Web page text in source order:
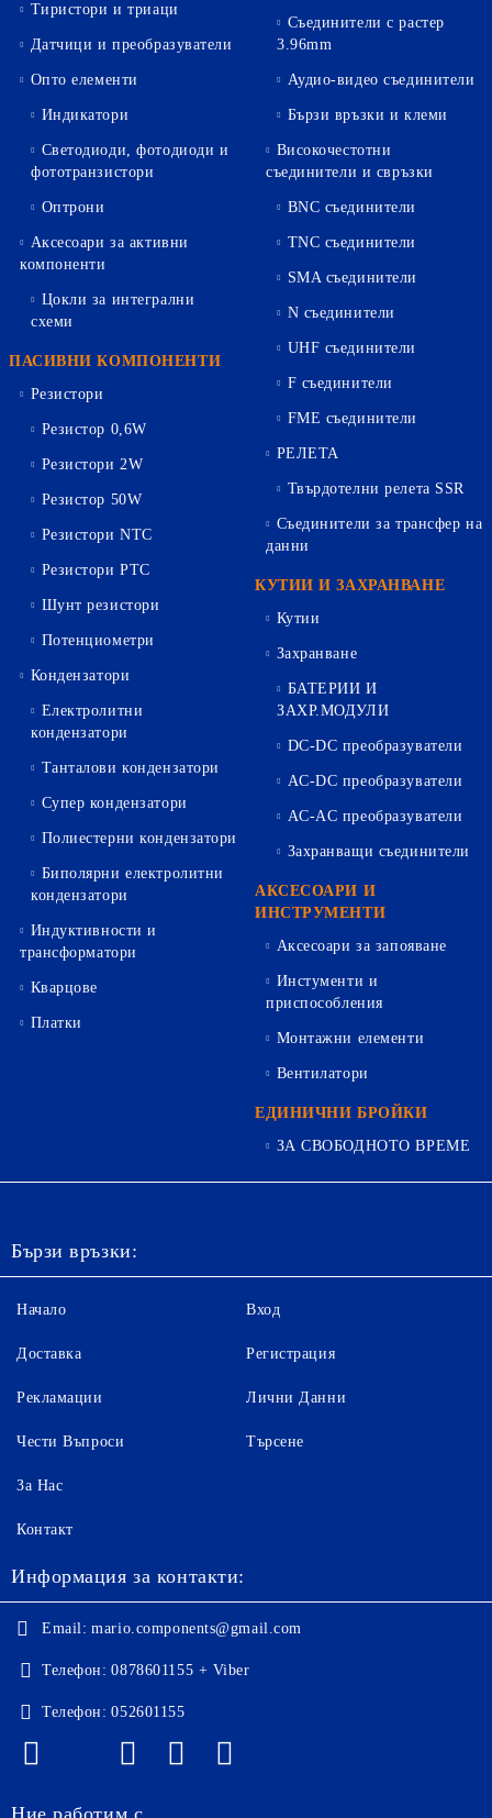
Тиристори и триаци
Датчици и преобразуватели
Опто елементи
Индикатори
Светодиоди, фотодиоди и
фототранзистори
Оптрони
Аксесоари за активни
компоненти
Цокли за интегрални
схеми
ПАСИВНИ КОМПОНЕНТИ
Резистори
Резистор 0,6W
Резистори 2W
Резистор 50W
Резистори NTC
Резистори PTC
Шунт резистори
Потенциометри
Кондензатори
Електролитни
кондензатори
Танталови кондензатори
Супер кондензатори
Полиестерни кондензатори
Биполярни електролитни
кондензатори
Индуктивности и
трансформатори
Кварцове
Платки
Съединители с растер
3.96mm
Аудио-видео съединители
Бързи връзки и клеми
Високочестотни
съединители и свръзки
BNC съединители
TNC съединители
SMA съединители
N съединители
UHF съединители
F съединители
FME съединители
РЕЛЕТА
Твърдотелни релета SSR
Съединители за трансфер на
данни
КУТИИ И ЗАХРАНВАНЕ
Кутии
Захранване
БАТЕРИИ И
ЗАХР.МОДУЛИ
DC-DC преобразуватели
AC-DC преобразуватели
AC-AC преобразуватели
Захранващи съединители
АКСЕСОАРИ И
ИНСТРУМЕНТИ
Аксесоари за запояване
Инстументи и
приспособления
Монтажни елементи
Вентилатори
ЕДИНИЧНИ БРОЙКИ
ЗА СВОБОДНОТО ВРЕМЕ
Бързи връзки:
Начало
Доставка
Рекламации
Чести Въпроси
Вход
Регистрация
Лични Данни
Търсене
За Нас
Контакт
Информация за контакти:
Email: mario.components@gmail.com
Телефон: 0878601155 + Viber
Телефон: 052601155
Ние работим с